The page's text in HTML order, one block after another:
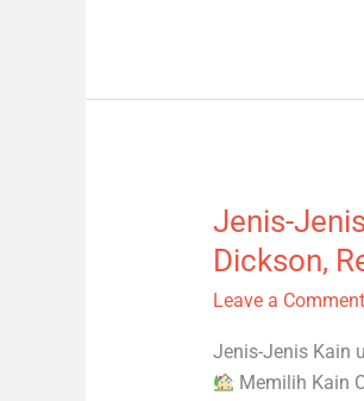
Jenis-
Dickson,
Leave a Comment
Jenis-Jenis Kain
Memilih Kain
Jenis-
Jenis
Kain
untuk
Canopy
kain